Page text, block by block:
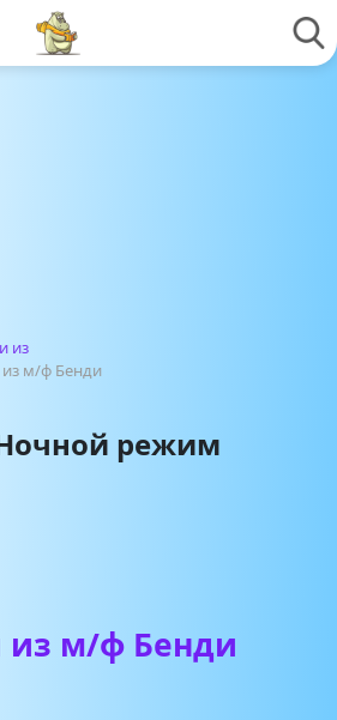
из
м/ф Бенди
режим
из м/ф Бенди